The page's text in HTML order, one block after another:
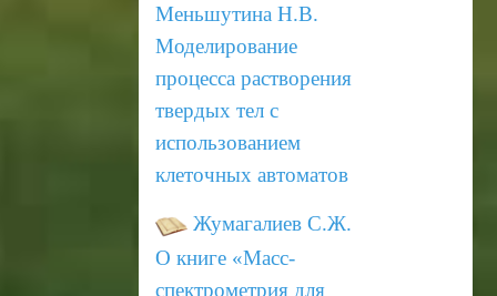
Меньшутина Н.В.
Моделирование
процесса растворения
твердых тел с
использованием
клеточных автоматов
Жумагалиев С.Ж.
О книге «Масс-
спектрометрия для